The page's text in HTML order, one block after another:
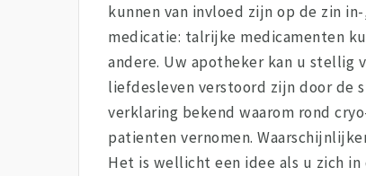
kunnen van invloed zijn op de zin
medicatie: talrijke medicamenten
andere. Uw apotheker kan u stellig
liefdesleven verstoord zijn door de
verklaring bekend waarom rond
patienten vernomen.
Het is wellicht een idee als u zich